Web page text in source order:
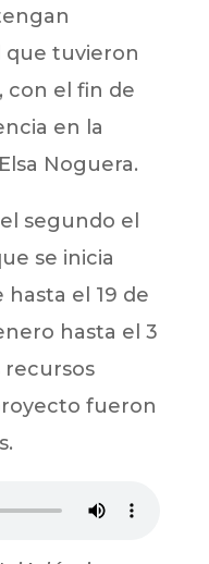
que tuvieron
con el fin de
en la
Noguera.
segundo el
se inicia
el 19 de
hasta el 3
recursos
fueron